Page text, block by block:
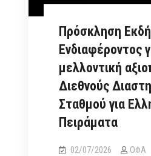
Πρόσκληση
Ενδιαφέροντος
μελλοντική
Διεθνούς
Σταθμού για
Πειράματα
02/07/2026 ΟΦΑ